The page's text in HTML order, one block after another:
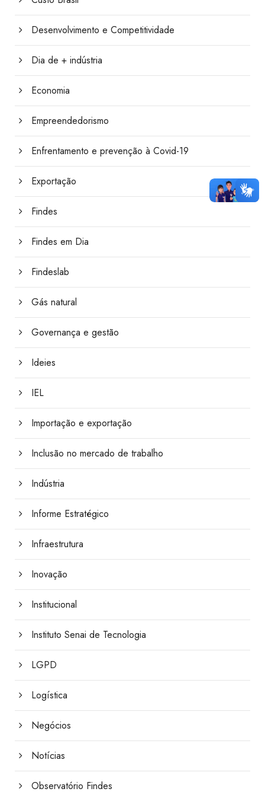
Desenvolvimento e Competitividade
Dia de + indústria
Economia
Empreendedorismo
Enfrentamento e prevenção à Covid-19
Exportação
Findes
Findes em Dia
Findeslab
Gás natural
Governança e gestão
Ideies
IEL
Importação e exportação
Inclusão no mercado de trabalho
Indústria
Informe Estratégico
Infraestrutura
Inovação
Institucional
Instituto Senai de Tecnologia
LGPD
Logística
Negócios
Notícias
Observatório Findes